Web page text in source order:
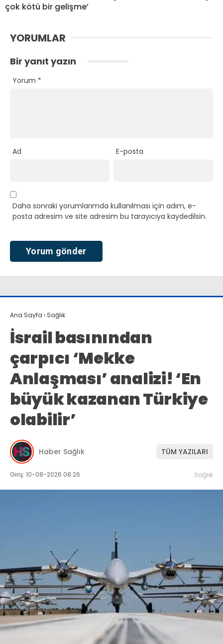
çok kötü bir gelişme’
YORUMLAR
Bir yanıt yazın
Yorum *
Ad E-posta
Daha sonraki yorumlarımda kullanılması için adım, e-
posta adresim ve site adresim bu tarayıcıya kaydedilsin.
Ana Sayfa › Sağlık
İsrail basınından
çarpıcı ‘Mekke
Anlaşması’ analizi! ‘En
büyük kazanan Türkiye
olabilir’
Haber Sağlık TÜM YAZILARI
Giriş: 10-08-2026 08:26 Sağlık